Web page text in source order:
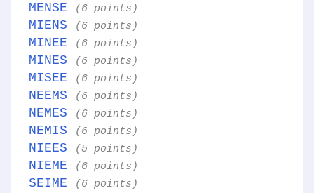
MENSE (6 points)
MIENS (6 points)
MINEE (6 points)
MINES (6 points)
MISEE (6 points)
NEEMS (6 points)
NEMES (6 points)
NEMIS (6 points)
NIEES (5 points)
NIEME (6 points)
SEIME (6 points)